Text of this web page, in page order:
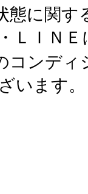
態に関す
ＬＩＮ
コンディ
います。